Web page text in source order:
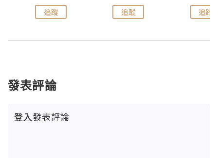
追蹤 追蹤 追蹤
發表評論
登入發表評論